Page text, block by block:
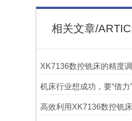
相关文章/